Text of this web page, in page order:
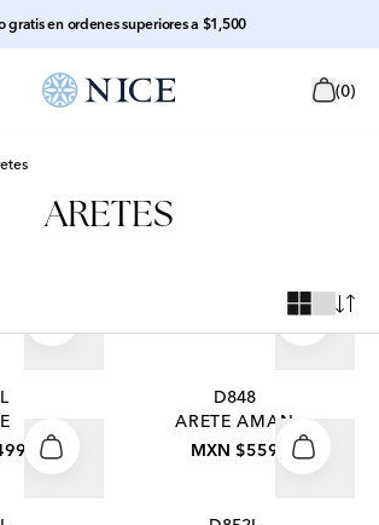
gratis en ordenes superiores a $1,500
(0)
ARETES
D848
ARETE AMAN
MXN $559